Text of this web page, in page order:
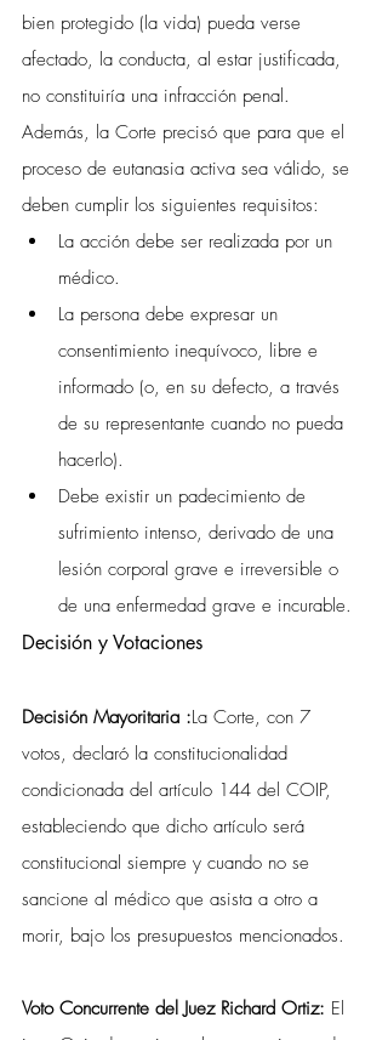
bien protegido (la vida) pueda verse
afectado, la conducta, al estar justificada,
no constituiría una infracción penal.
Además, la Corte precisó que para que el
proceso de eutanasia activa sea válido, se
deben cumplir los siguientes requisitos:
La acción debe ser realizada por un
médico.
La persona debe expresar un
consentimiento inequívoco, libre e
informado (o, en su defecto, a través
de su representante cuando no pueda
hacerlo).
Debe existir un padecimiento de
sufrimiento intenso, derivado de una
lesión corporal grave e irreversible o
de una enfermedad grave e incurable.
Decisión y Votaciones
Decisión Mayoritaria :La Corte, con 7
votos, declaró la constitucionalidad
condicionada del artículo 144 del COIP,
estableciendo que dicho artículo será
constitucional siempre y cuando no se
sancione al médico que asista a otro a
morir, bajo los presupuestos mencionados.
Voto Concurrente del Juez Richard Ortiz: El